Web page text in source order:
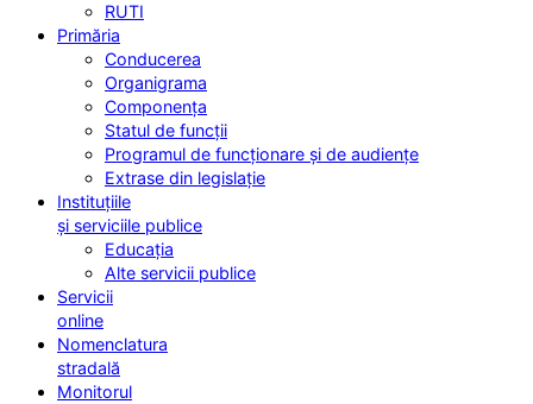
RUTI
Primăria
Conducerea
Organigrama
Componența
Statul de funcții
Programul de funcționare și de audiențe
Extrase din legislație
Instituțiile
și serviciile publice
Educația
Alte servicii publice
Servicii
online
Nomenclatura
stradală
Monitorul